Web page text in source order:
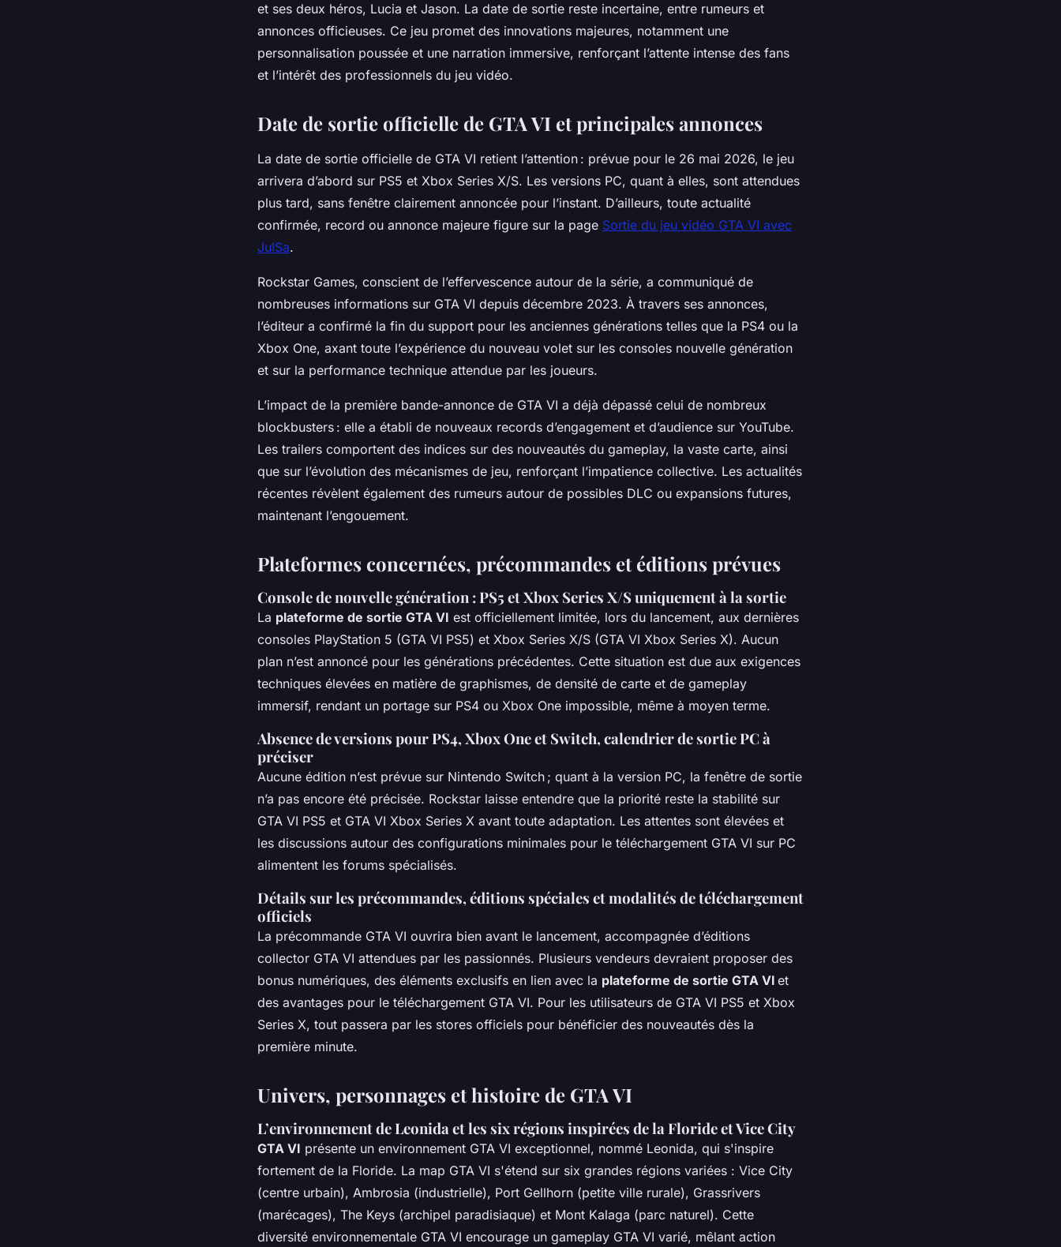
et ses deux héros, Lucia et Jason. La date de sortie reste incertaine, entre rumeurs et
annonces officieuses. Ce jeu promet des innovations majeures, notamment une
personnalisation poussée et une narration immersive, renforçant l’attente intense des fans
et l’intérêt des professionnels du jeu vidéo.
Date de sortie officielle de GTA VI et principales annonces
La date de sortie officielle de GTA VI retient l’attention : prévue pour le 26 mai 2026, le jeu
arrivera d’abord sur PS5 et Xbox Series X/S. Les versions PC, quant à elles, sont attendues
plus tard, sans fenêtre clairement annoncée pour l’instant. D’ailleurs, toute actualité
confirmée, record ou annonce majeure figure sur la page Sortie du jeu vidéo GTA VI avec
JulSa.
Rockstar Games, conscient de l’effervescence autour de la série, a communiqué de
nombreuses informations sur GTA VI depuis décembre 2023. À travers ses annonces,
l’éditeur a confirmé la fin du support pour les anciennes générations telles que la PS4 ou la
Xbox One, axant toute l’expérience du nouveau volet sur les consoles nouvelle génération
et sur la performance technique attendue par les joueurs.
L’impact de la première bande-annonce de GTA VI a déjà dépassé celui de nombreux
blockbusters : elle a établi de nouveaux records d’engagement et d’audience sur YouTube.
Les trailers comportent des indices sur des nouveautés du gameplay, la vaste carte, ainsi
que sur l’évolution des mécanismes de jeu, renforçant l’impatience collective. Les actualités
récentes révèlent également des rumeurs autour de possibles DLC ou expansions futures,
maintenant l’engouement.
Plateformes concernées, précommandes et éditions prévues
Console de nouvelle génération : PS5 et Xbox Series X/S uniquement à la sortie
La plateforme de sortie GTA VI est officiellement limitée, lors du lancement, aux dernières
consoles PlayStation 5 (GTA VI PS5) et Xbox Series X/S (GTA VI Xbox Series X). Aucun
plan n’est annoncé pour les générations précédentes. Cette situation est due aux exigences
techniques élevées en matière de graphismes, de densité de carte et de gameplay
immersif, rendant un portage sur PS4 ou Xbox One impossible, même à moyen terme.
Absence de versions pour PS4, Xbox One et Switch, calendrier de sortie PC à
préciser
Aucune édition n’est prévue sur Nintendo Switch ; quant à la version PC, la fenêtre de sortie
n’a pas encore été précisée. Rockstar laisse entendre que la priorité reste la stabilité sur
GTA VI PS5 et GTA VI Xbox Series X avant toute adaptation. Les attentes sont élevées et
les discussions autour des configurations minimales pour le téléchargement GTA VI sur PC
alimentent les forums spécialisés.
Détails sur les précommandes, éditions spéciales et modalités de téléchargement
officiels
La précommande GTA VI ouvrira bien avant le lancement, accompagnée d’éditions
collector GTA VI attendues par les passionnés. Plusieurs vendeurs devraient proposer des
bonus numériques, des éléments exclusifs en lien avec la plateforme de sortie GTA VI et
des avantages pour le téléchargement GTA VI. Pour les utilisateurs de GTA VI PS5 et Xbox
Series X, tout passera par les stores officiels pour bénéficier des nouveautés dès la
première minute.
Univers, personnages et histoire de GTA VI
L’environnement de Leonida et les six régions inspirées de la Floride et Vice City
GTA VI présente un environnement GTA VI exceptionnel, nommé Leonida, qui s'inspire
fortement de la Floride. La map GTA VI s'étend sur six grandes régions variées : Vice City
(centre urbain), Ambrosia (industrielle), Port Gellhorn (petite ville rurale), Grassrivers
(marécages), The Keys (archipel paradisiaque) et Mont Kalaga (parc naturel). Cette
diversité environnementale GTA VI encourage un gameplay GTA VI varié, mêlant action